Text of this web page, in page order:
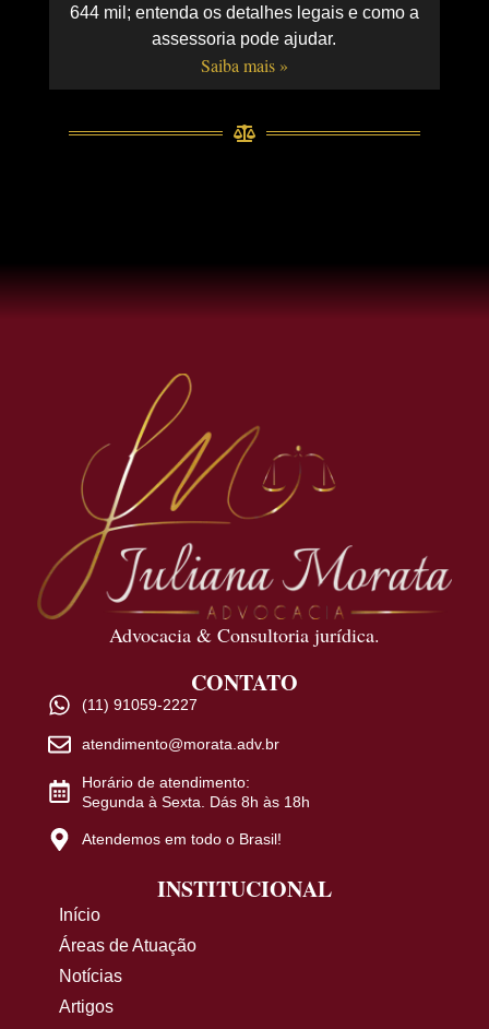
644 mil; entenda os detalhes legais e como a
assessoria pode ajudar.
Saiba mais »
Advocacia & Consultoria jurídica.
CONTATO
(11) 91059-2227
atendimento@morata.adv.br
Horário de atendimento:
Segunda à Sexta. Dás 8h às 18h
Atendemos em todo o Brasil!
INSTITUCIONAL
Início
Áreas de Atuação
Notícias
Artigos